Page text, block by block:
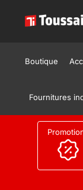
Boutique
Fournitures